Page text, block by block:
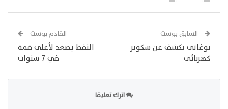
السابق بوست
بوغاتي تكشف عن سكوتر
كهربائي
القادم بوست
النفط يصعد لأعلى قمة
في 7 سنوات
اترك تعليقا